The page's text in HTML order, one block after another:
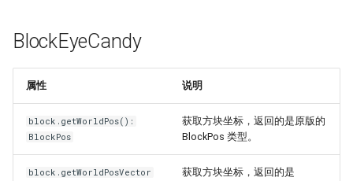
BlockEyeCandy
属性 说明
block.getWorldPos():
BlockPos
获取方块坐标，返回的是原版的
BlockPos 类型。
block.getWorldPosVector
获取方块坐标，返回的是